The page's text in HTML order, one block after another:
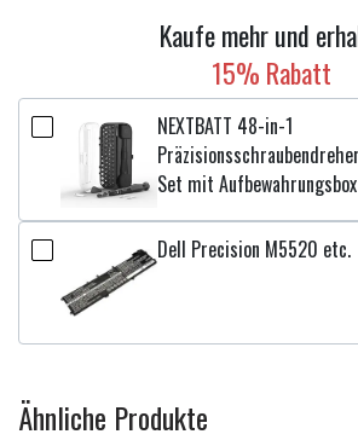
Kaufe mehr und
15% Rabatt
NEXTBATT 48-in-1
Set mit Aufbewahrungsbox
Dell Precision M5520 etc.
Ähnliche Produkte